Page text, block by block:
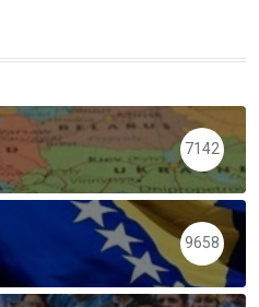
7142
9658